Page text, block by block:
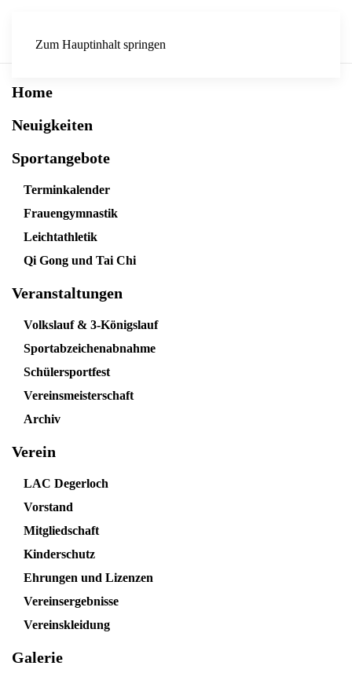
Zum Hauptinhalt springen
Home
Neuigkeiten
Sportangebote
Terminkalender
Frauengymnastik
Leichtathletik
Qi Gong und Tai Chi
Veranstaltungen
Volkslauf & 3-Königslauf
Sportabzeichenabnahme
Schülersportfest
Vereinsmeisterschaft
Archiv
Verein
LAC Degerloch
Vorstand
Mitgliedschaft
Kinderschutz
Ehrungen und Lizenzen
Vereinsergebnisse
Vereinskleidung
Galerie